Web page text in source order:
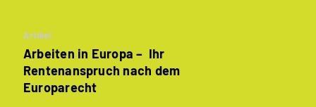
Artikel
Arbeiten in Europa – Ihr
Rentenanspruch nach dem
Europarecht